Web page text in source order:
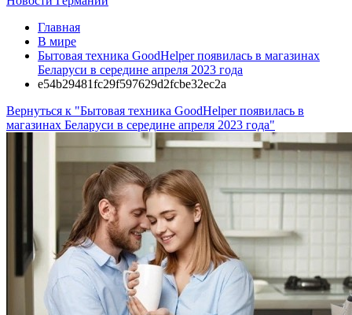
Главная
В мире
Бытовая техника GoodHelper появилась в магазинах
Беларуси в середине апреля 2023 года
e54b29481fc29f597629d2fcbe32ec2a
Вернуться к "Бытовая техника GoodHelper появилась в
магазинах Беларуси в середине апреля 2023 года"